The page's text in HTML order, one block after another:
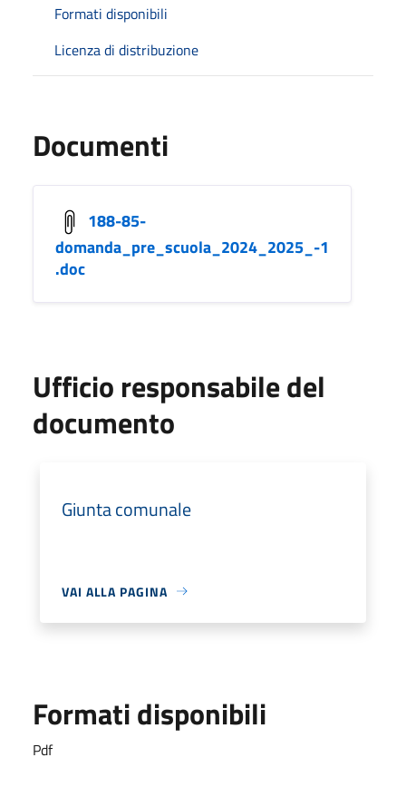
Formati disponibili
Licenza di distribuzione
Documenti
188-85-
domanda_pre_scuola_2024_2025_-1
.doc
Ufficio responsabile del
documento
Giunta comunale
VAI ALLA PAGINA
Formati disponibili
Pdf